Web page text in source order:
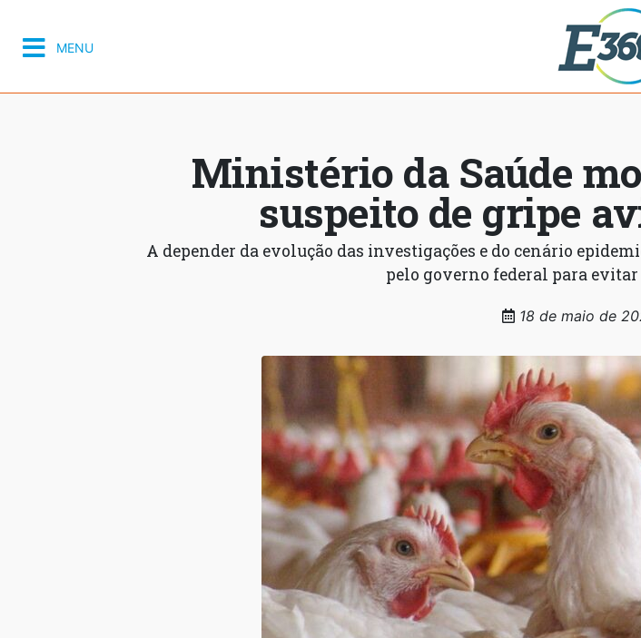
MENU
Ministério da Saúde
suspeito de gripe
A depender da evolução das investigações e do cenário
pelo governo federal para
18 de maio de